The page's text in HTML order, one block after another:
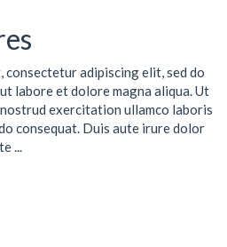
consectetur adipiscing elit, sed do
labore et dolore magna aliqua. Ut
nostrud exercitation ullamco laboris
consequat. Duis aute irure dolor
...